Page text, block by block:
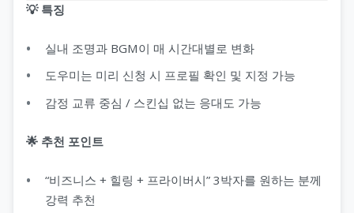
💡 특징
실내 조명과 BGM이 매 시간대별로 변화
도우미는 미리 신청 시 프로필 확인 및 지정 가능
감정 교류 중심 / 스킨십 없는 응대도 가능
🌟 추천 포인트
“비즈니스 + 힐링 + 프라이버시” 3박자를 원하는 분께
강력 추천